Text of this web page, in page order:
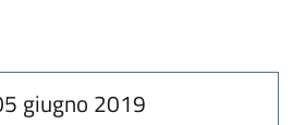
giugno 2019